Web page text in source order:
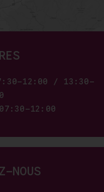
/ 13:30–
NOUS